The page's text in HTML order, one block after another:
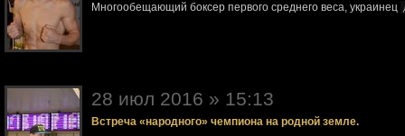
Многообещающий боксер первого среднего веса, украинец
28 июл 2016 » 15:13
Встреча «народного» чемпиона на родной земле.